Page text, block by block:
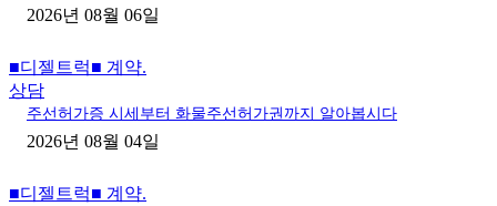
2026년 08월 06일
■디젤트럭■ 계약.
상담
주선허가증 시세부터 화물주선허가권까지 알아봅시다
2026년 08월 04일
■디젤트럭■ 계약.